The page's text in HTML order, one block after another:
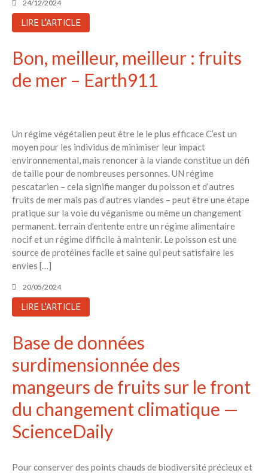
24/12/2024
LIRE L'ARTICLE
Bon, meilleur, meilleur : fruits
de mer – Earth911
Un régime végétalien peut être le le plus efficace C’est un
moyen pour les individus de minimiser leur impact
environnemental, mais renoncer à la viande constitue un défi
de taille pour de nombreuses personnes. UN régime
pescatarien – cela signifie manger du poisson et d’autres
fruits de mer mais pas d’autres viandes – peut être une étape
pratique sur la voie du véganisme ou même un changement
permanent. terrain d’entente entre un régime alimentaire
nocif et un régime difficile à maintenir. Le poisson est une
source de protéines facile et saine qui peut satisfaire les
envies […]
20/05/2024
LIRE L'ARTICLE
Base de données
surdimensionnée des
mangeurs de fruits sur le front
du changement climatique —
ScienceDaily
Pour conserver des points chauds de biodiversité précieux et